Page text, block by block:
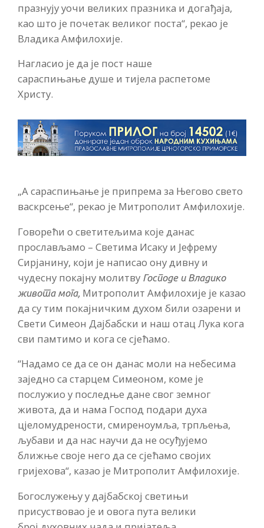
празнују уочи великих празника и догађаја,
као што је почетак великог поста“, рекао је
Владика Амфилохије.
Нагласио је да је пост наше
сараспињање душе и тијела распетоме
Христу.
„А сараспињање је припрема за Његово свето
васкрсење“, рекао је Митрополит Амфилохије.
Говорећи о светитељима које данас
прослављамо – Светима Исаку и Јефрему
Сирјанину, који је написао ону дивну и
чудесну покајну молитву Господе и Владико
живота мога, Митрополит Амфилохије је казао
да су тим покајничким духом били озарени и
Свети Симеон Дајбабски и наш отац Лука кога
сви памтимо и кога се сјећамо.
“Надамо се да се он данас моли на небесима
заједно са старцем Симеоном, коме је
послужио у последње дане свог земног
живота, да и нама Господ подари духа
цјеломудрености, смиреноумља, трпљења,
љубави и да нас научи да не осуђујемо
ближње своје него да се сјећамо својих
гријехова“, казао је Митрополит Амфилохије.
Богослужењу у дајбабској светињи
присуствовао је и овога пута велики